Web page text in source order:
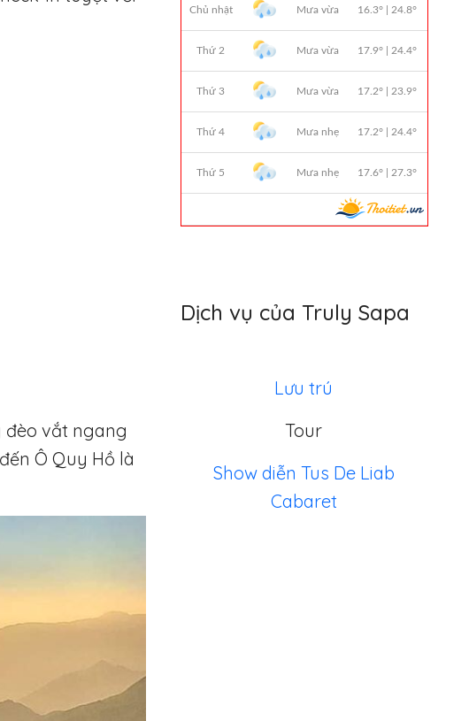
đèo vắt ngang
Ô Quy Hồ là
Dịch vụ của Truly Sapa
Lưu trú
Tour
Show diễn Tus De Liab
Cabaret